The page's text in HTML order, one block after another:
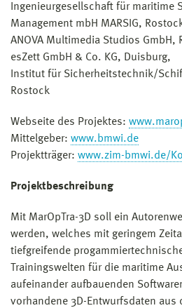
Ingenieurgesellschaft für maritime
Management mbH MARSIG,
ANOVA Multimedia Studios GmbH,
esZett GmbH & Co. KG, Duisburg,
Institut für Sicherheitstechnik/
Rostock
Webseite des Projektes:
Mittelgeber: www.bmwi.de
Projektträger: www.zim-bmwi.de/
Projektbeschreibung
Mit MarOpTra-3D soll ein
werden, welches mit geringem
tiefgreifende
Trainingswelten für die maritime
aufeinander aufbauenden
vorhandene 3D-Entwurfsdaten aus